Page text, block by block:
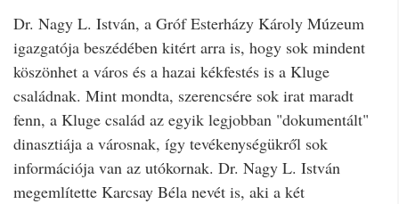
Dr. Nagy L. István, a Gróf Esterházy Károly Múzeum
igazgatója beszédében kitért arra is, hogy sok mindent
köszönhet a város és a hazai kékfestés is a Kluge
családnak. Mint mondta, szerencsére sok irat maradt
fenn, a Kluge család az egyik legjobban "dokumentált"
dinasztiája a városnak, így tevékenységükről sok
információja van az utókornak. Dr. Nagy L. István
megemlítette Karcsay Béla nevét is, aki a két